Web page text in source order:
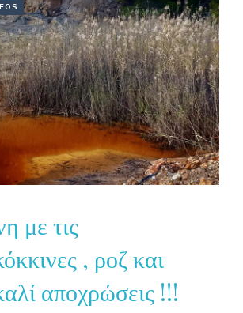
με τις
, ροζ και
αποχρώσεις !!!